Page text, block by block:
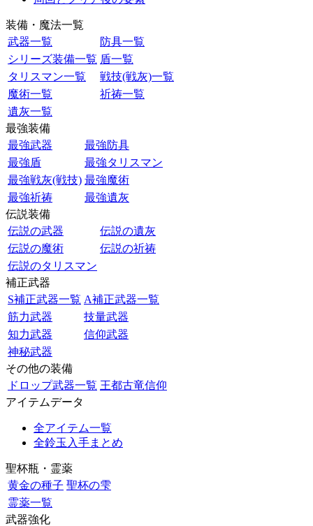
装備・魔法一覧
武器一覧
防具一覧
シリーズ装備一覧 盾一覧
タリスマン一覧
戦技(戦灰)一覧
魔術一覧
祈祷一覧
遺灰一覧
最強装備
最強武器
最強防具
最強盾
最強タリスマン
最強戦灰(戦技) 最強魔術
最強祈祷
最強遺灰
伝説装備
伝説の武器
伝説の遺灰
伝説の魔術
伝説の祈祷
伝説のタリスマン
補正武器
S補正武器一覧 A補正武器一覧
筋力武器
技量武器
知力武器
信仰武器
神秘武器
その他の装備
ドロップ武器一覧 王都古竜信仰
アイテムデータ
全アイテム一覧
全鈴玉入手まとめ
聖杯瓶・霊薬
黄金の種子 聖杯の雫
霊薬一覧
武器強化